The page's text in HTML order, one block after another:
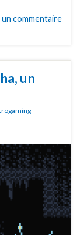
un commentaire
un